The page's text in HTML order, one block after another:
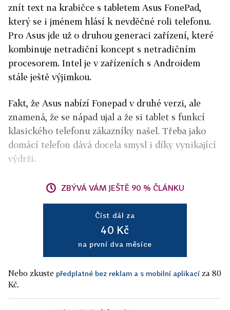
znít text na krabičce s tabletem Asus FonePad,
který se i jménem hlásí k nevděčné roli telefonu.
Pro Asus jde už o druhou generaci zařízení, které
kombinuje netradiční koncept s netradičním
procesorem. Intel je v zařízeních s Androidem
stále ještě výjimkou.
Fakt, že Asus nabízí Fonepad v druhé verzi, ale
znamená, že se nápad ujal a že si tablet s funkcí
klasického telefonu zákazníky našel. Třeba jako
domácí telefon dává docela smysl i díky vynikající
výdrži.
ZBÝVÁ VÁM JEŠTĚ 90 % ČLÁNKU
Číst dál za
40 Kč
na první dva měsíce
Nebo zkuste předplatné bez reklam a s mobilní aplikací za 80
Kč.